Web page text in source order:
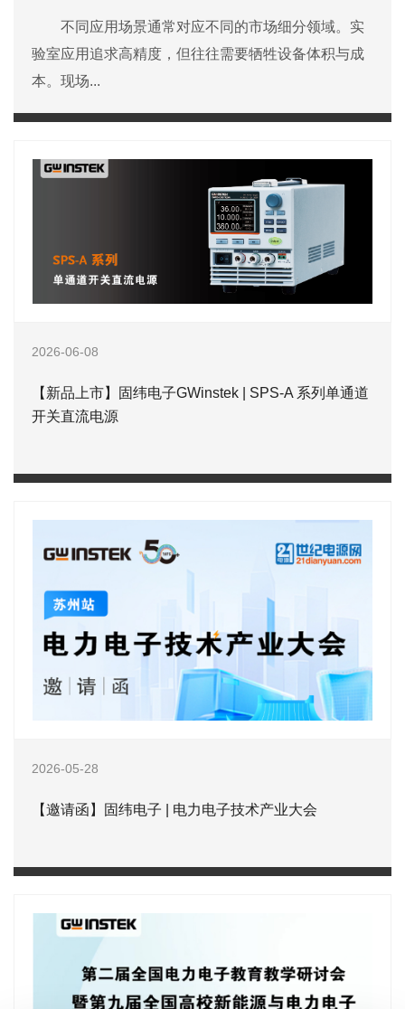
不同应用场景通常对应不同的市场细分领域。实
验室应用追求高精度，但往往需要牺牲设备体积与成
本。现场...
2026-06-08
【新品上市】固纬电子GWinstek | SPS-A 系列单通道
开关直流电源
2026-05-28
【邀请函】固纬电子 | 电力电子技术产业大会